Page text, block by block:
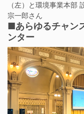
（左）と環境事業本部
宗一郎さん
■あらゆるチャン
ンター